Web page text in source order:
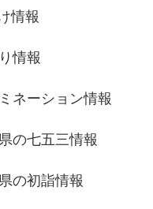
情報
情報
ネーション情報
の七五三情報
の初詣情報